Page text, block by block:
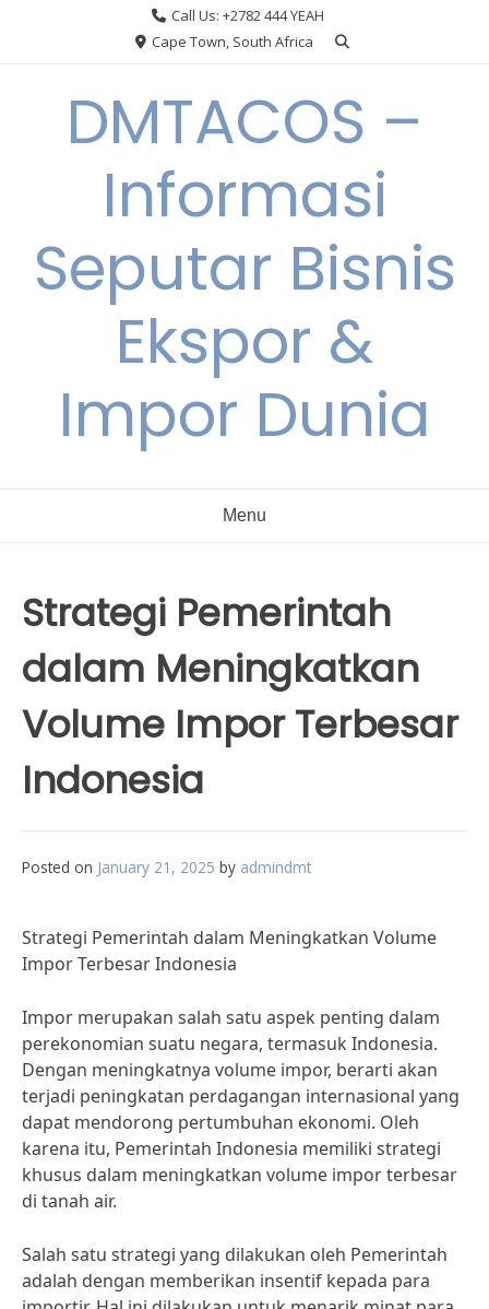
Call Us: +2782 444 YEAH
Cape Town, South Africa
DMTACOS –
Informasi
Seputar Bisnis
Ekspor &
Impor Dunia
Menu
Strategi Pemerintah
dalam Meningkatkan
Volume Impor Terbesar
Indonesia
Posted on January 21, 2025 by admindmt
Strategi Pemerintah dalam Meningkatkan Volume
Impor Terbesar Indonesia
Impor merupakan salah satu aspek penting dalam
perekonomian suatu negara, termasuk Indonesia.
Dengan meningkatnya volume impor, berarti akan
terjadi peningkatan perdagangan internasional yang
dapat mendorong pertumbuhan ekonomi. Oleh
karena itu, Pemerintah Indonesia memiliki strategi
khusus dalam meningkatkan volume impor terbesar
di tanah air.
Salah satu strategi yang dilakukan oleh Pemerintah
adalah dengan memberikan insentif kepada para